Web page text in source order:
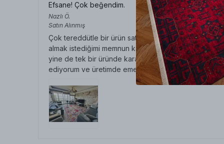
Efsane! Çok beğendim.
Nazlı Ö.
Satın Alınmış
Çok tereddütle bir ürün satın alıp bu kadar
almak istediğimi memnun kalmazsam aynı gün
yine de tek bir üründe karar verdim aldım ama tek
ediyorum ve üretimde emeği geçen herkese